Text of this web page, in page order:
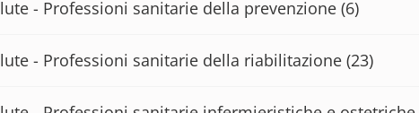
- Professioni sanitarie della prevenzione (6)
- Professioni sanitarie della riabilitazione (23)